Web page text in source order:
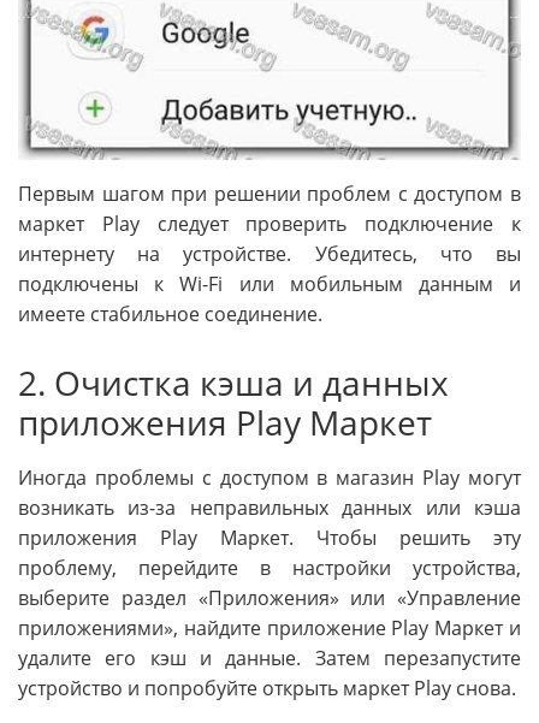
Первым шагом при решении проблем с доступом в
маркет Play следует проверить подключение к
интернету на устройстве. Убедитесь, что вы
подключены к Wi-Fi или мобильным данным и
имеете стабильное соединение.
2. Очистка кэша и данных
приложения Play Маркет
Иногда проблемы с доступом в магазин Play могут
возникать из-за неправильных данных или кэша
приложения Play Маркет. Чтобы решить эту
проблему, перейдите в настройки устройства,
выберите раздел «Приложения» или «Управление
приложениями», найдите приложение Play Маркет и
удалите его кэш и данные. Затем перезапустите
устройство и попробуйте открыть маркет Play снова.